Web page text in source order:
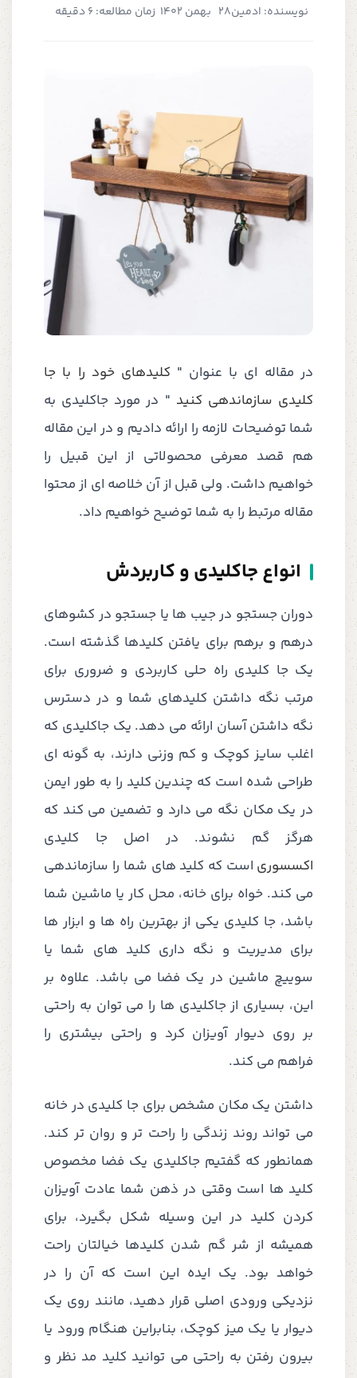
نویسنده: ادمین28 بهمن 1402 زمان مطالعه: 6 دقیقه
در مقاله ای با عنوان " کلیدهای خود را با جا
کلیدی سازماندهی کنید " در مورد جاکلیدی به
شما توضیحات لازمه را ارائه دادیم و در این مقاله
هم قصد معرفی محصولاتی از این قبیل را
خواهیم داشت. ولی قبل از آن خلاصه ای از محتوا
مقاله مرتبط را به شما توضیح خواهیم داد.
انواع جاکلیدی و کاربردش
دوران جستجو در جیب ها یا جستجو در کشوهای
درهم و برهم برای یافتن کلیدها گذشته است.
یک جا کلیدی راه حلی کاربردی و ضروری برای
مرتب نگه داشتن کلیدهای شما و در دسترس
نگه داشتن آسان ارائه می دهد. یک جاکلیدی که
اغلب سایز کوچک و کم وزنی دارند، به گونه ای
طراحی شده است که چندین کلید را به طور ایمن
در یک مکان نگه می دارد و تضمین می کند که
هرگز گم نشوند. در اصل جا کلیدی
اکسسوری است که کلید های شما را سازماندهی
می کند. خواه برای خانه، محل کار یا ماشین شما
باشد، جا کلیدی یکی از بهترین راه ها و ابزار ها
برای مدیریت و نگه داری کلید های شما یا
سوییچ ماشین در یک فضا می باشد. علاوه بر
این، بسیاری از جاکلیدی ها را می توان به راحتی
بر روی دیوار آویزان کرد و راحتی بیشتری را
فراهم می کند.
داشتن یک مکان مشخص برای جا کلیدی در خانه
می تواند روند زندگی را راحت تر و روان تر کند.
همانطور که گفتیم جاکلیدی یک فضا مخصوص
کلید ها است وقتی در ذهن شما عادت آویزان
کردن کلید در این وسیله شکل بگیرد، برای
همیشه از شر گم شدن کلیدها خیالتان راحت
خواهد بود. یک ایده این است که آن را در
نزدیکی ورودی اصلی قرار دهید، مانند روی یک
دیوار یا یک میز کوچک، بنابراین هنگام ورود یا
بیرون رفتن به راحتی می توانید کلید مد نظر و